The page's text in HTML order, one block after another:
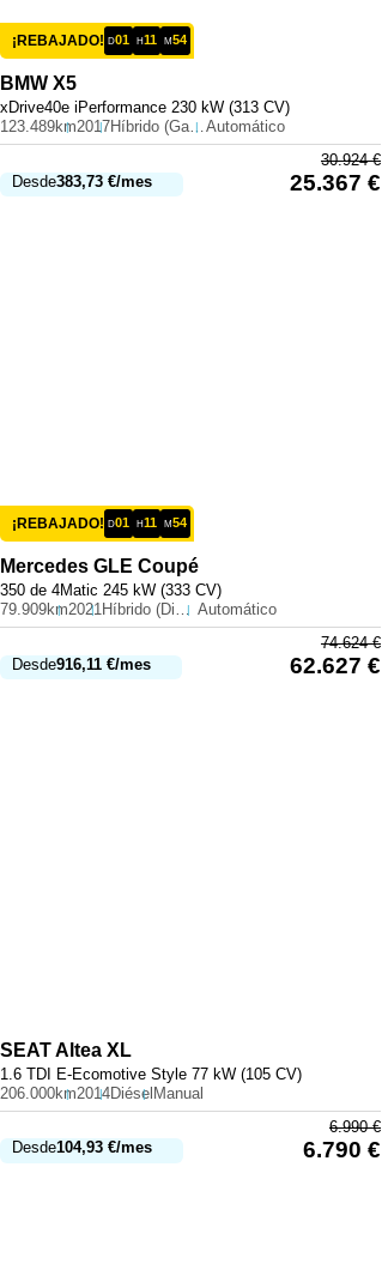
¡REBAJADO! D01 H11 M54
BMW X5
xDrive40e iPerformance 230 kW (313 CV)
123.489km2017 Híbrido (Gasolina) Automático
Desde383,73 €/mes
30.924€
25.367 €
¡REBAJADO! D01 H11 M54
Mercedes GLE Coupé
350 de 4Matic 245 kW (333 CV)
79.909km2021 Híbrido (Diesel) Automático
Desde916,11 €/mes
74.624€
62.627 €
SEATAltea XL
1.6 TDI E-Ecomotive Style 77 kW (105 CV)
206.000km2014DiéselManual
Desde104,93 €/mes
6.990€
6.790 €